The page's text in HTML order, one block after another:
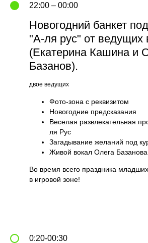
22:00 – 00:00
Новогодний банкет
"А-ля рус" от ведущих
(Екатерина Кашина и
Базанов).
двое ведущих
Фото-зона с реквизитом
Новогодние предсказания
Веселая развлекательная
ля Рус
Загадывание желаний под
Живой вокал Олега
Во время всего праздника
в игровой зоне!
0:20-00:30
Мы находимся на Карельском перешейке,
в живописном месте на берегу озера. Вы
можете приехать на личном транспорте,
воспользоваться нашей схемой проезда или
заказать трансфер для удобства
Как до нас добраться